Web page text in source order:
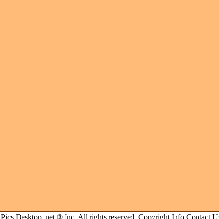
Pics Desktop .net ® Inc. All rights reserved. Copyright Info Contact